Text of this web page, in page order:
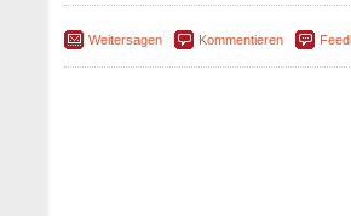
Weitersagen Kommentieren